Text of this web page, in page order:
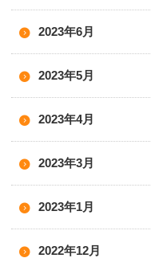
2023年6月
2023年5月
2023年4月
2023年3月
2023年1月
2022年12月